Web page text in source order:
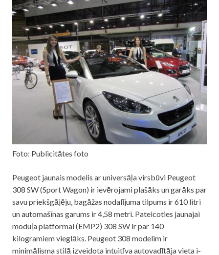
Foto: Publicitātes foto
Peugeot jaunais modelis ar universāļa virsbūvi Peugeot
308 SW (Sport Wagon) ir ievērojami plašāks un garāks par
savu priekšgājēju, bagāžas nodalījuma tilpums ir 610 litri
un automašīnas garums ir 4,58 metri. Pateicoties jaunajai
moduļa platformai (EMP2) 308 SW ir par 140
kilogramiem vieglāks. Peugeot 308 modelim ir
minimālisma stilā izveidota intuitīva autovadītāja vieta i-